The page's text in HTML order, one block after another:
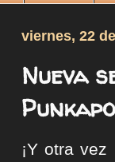
viernes, 22
Nueva
¡Y otra